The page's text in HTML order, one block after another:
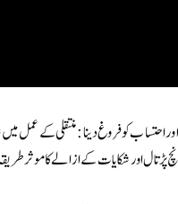
احتساب کو فروغ دینا: منتقلی کے عمل
پڑتال اور شکایات کے ازالے کا موثر